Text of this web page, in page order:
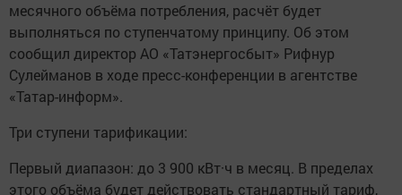
месячного объёма потребления, расчёт будет
выполняться по ступенчатому принципу. Об этом
сообщил директор АО «Татэнергосбыт» Рифнур
Сулейманов в ходе пресс-конференции в агентстве
«Татар-информ».
Три ступени тарификации:
Первый диапазон: до 3 900 кВт·ч в месяц. В пределах
этого объёма будет действовать стандартный тариф,